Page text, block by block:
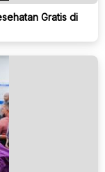
Gratis di